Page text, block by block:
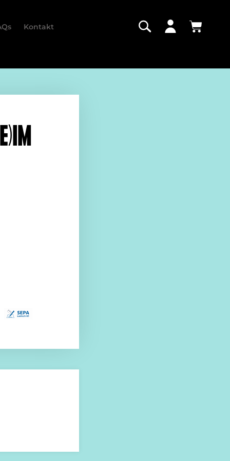
Kontakt